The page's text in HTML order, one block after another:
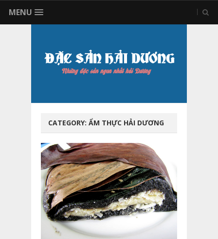
MENU
CATEGORY: ẨM THỰC HẢI DƯƠNG